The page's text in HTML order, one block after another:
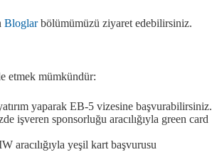
Bloglarbölümümüzü ziyaret edebilirsiniz.
etmek mümkündür:
yaparak EB-5 vizesine başvurabilirsiniz.
işveren sponsorluğu aracılığıyla green card
aracılığıyla yeşil kart başvurusu